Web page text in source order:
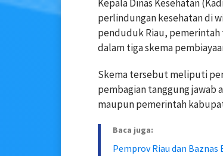
Kepala Dinas Kesehatan
perlindungan kesehatan di
penduduk Riau, pemerintah
dalam tiga skema
Skema tersebut meliputi
pembagian tanggung jawab
maupun pemerintah
Baca juga:
Pemprov Riau dan